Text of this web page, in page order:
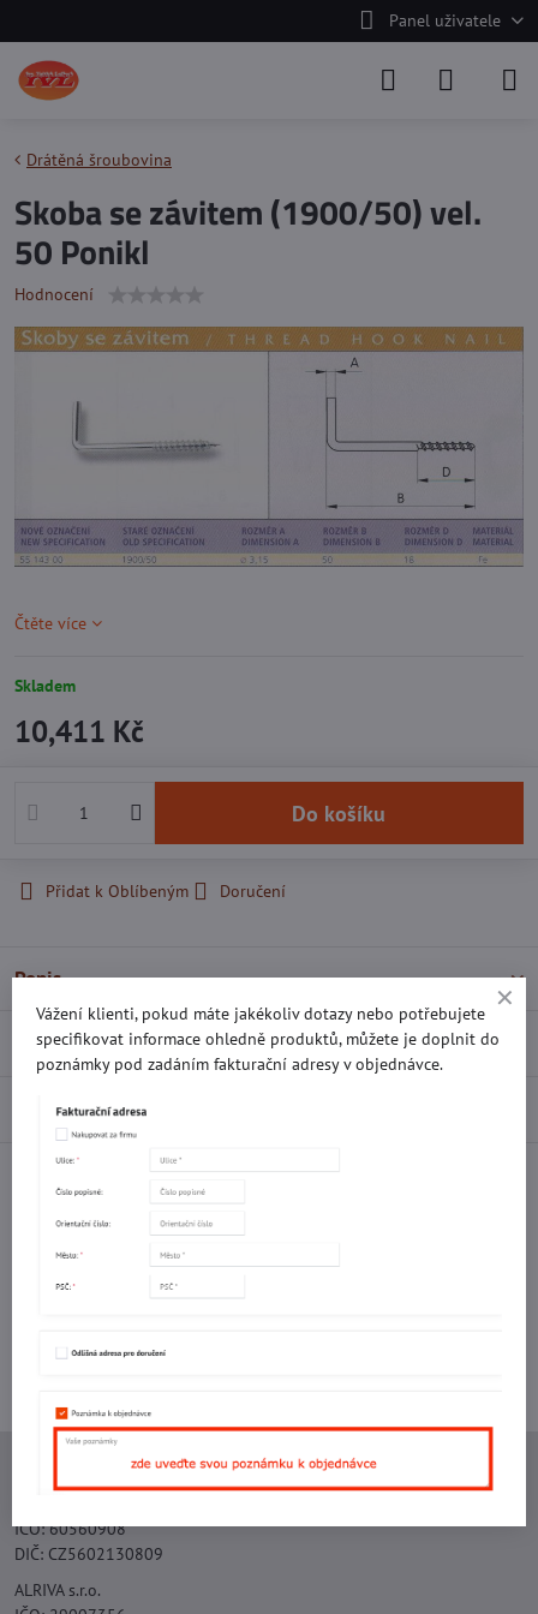
Panel uživatele
Drátěná šroubovina
Skoba se závitem (1900/50) vel.
50 Ponikl
Hodnocení
Čtěte více
Skladem
10,411 Kč
Do košíku
Přidat k Oblíbeným Doručení
Popis
Recenze 0
Diskuse 0
Facebook TwitterBluesky
Potřebujete poradit s objednávkou?
Kontaktujte nás:
+420 577 523 563
Ing. Vojtěch Lečbych - IVL
IČO: 60560908
DIČ: CZ5602130809
ALRIVA s.r.o.
Vážení klienti, pokud máte jakékoliv dotazy nebo potřebujete
specifikovat informace ohledně produktů, můžete je doplnit do
poznámky pod zadáním fakturační adresy v objednávce.